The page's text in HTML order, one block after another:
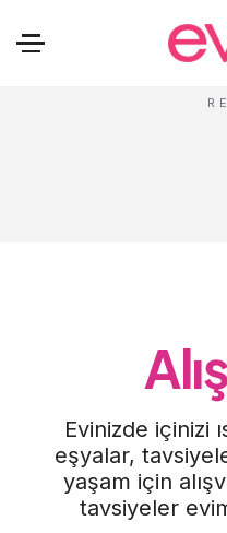
Evinizde içinizi
eşyalar,
yaşam için
tavsiyeler